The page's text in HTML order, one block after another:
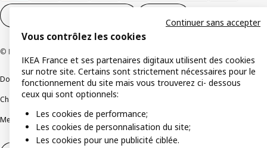
© Inter IKEA Systems B.V 1999-2026
Documents juridiques et informations légales
Charte de protection des données
Mentions légalesAlertes fraude Rappel produit
Vous contrôlez les cookies
IKEA France et ses partenaires digitaux utilisent des cookies
sur notre site. Certains sont strictement nécessaires pour le
fonctionnement du site mais vous trouverez ci- dessous
ceux qui sont optionnels:
Les cookies de performance;
Les cookies de personnalisation du site;
Les cookies pour une publicité ciblée.
Continuer sans accepter